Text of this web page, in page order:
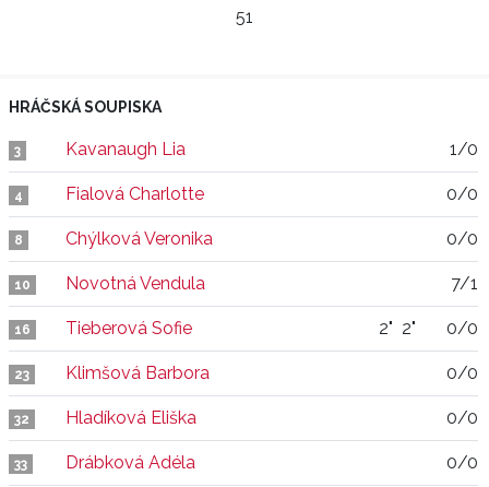
51
HRÁČSKÁ SOUPISKA
3 Kavanaugh Lia 1/0
4 Fialová Charlotte 0/0
8 Chýlková Veronika 0/0
10 Novotná Vendula 7/1
16 Tieberová Sofie 2" 2" 0/0
23 Klimšová Barbora 0/0
32 Hladíková Eliška 0/0
33 Drábková Adéla 0/0